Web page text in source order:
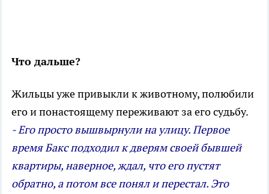
Что дальше?
Жильцы уже привыкли к животному, полюбили
его и по­настоящему переживают за его судьбу.
- Его просто вышвырнули на улицу. Первое
время Бакс подходил к дверям своей бывшей
квартиры, наверное, ждал, что его пустят
обратно, а потом все понял и перестал. Это